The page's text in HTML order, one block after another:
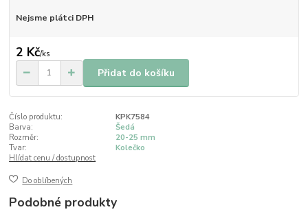
Nejsme plátci DPH
2 Kč/ks
Přidat do košíku
Číslo produktu:
KPK7584
Barva:
Šedá
Rozměr:
20-25 mm
Tvar:
Kolečko
Hlídat cenu / dostupnost
Do oblíbených
Podobné produkty